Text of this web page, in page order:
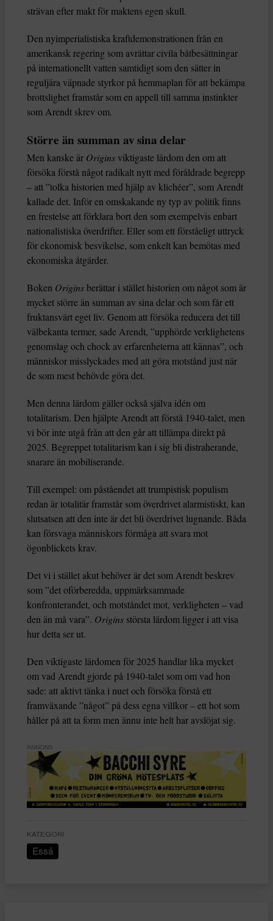
strävan efter makt för maktens egen skull.
Den nyimperialistiska kraftdemonstrationen från en
amerikansk regering som avrättar civila båtbesättningar
på internationellt vatten samtidigt som den sätter in
reguljära väpnade styrkor på hemmaplan för att bekämpa
brottslighet framstår som en appell till samma instinkter
som Arendt skrev om.
Större än summan av sina delar
Men kanske är Origins viktigaste lärdom den om att
försöka förstå något radikalt nytt med föråldrade begrepp
– att ”tolka historien med hjälp av klichéer”, som Arendt
kallade det. Inför en omskakande ny typ av politik finns
en frestelse att förklara bort den som exempelvis enbart
nationalistiska överdrifter. Eller som ett förståeligt uttryck
för ekonomisk besvikelse, som enkelt kan bemötas med
ekonomiska åtgärder.
Boken Originsberättar i stället historien om något som är
mycket större än summan av sina delar och som får ett
fruktansvärt eget liv. Genom att försöka reducera det till
välbekanta termer, sade Arendt, ”upphörde verklighetens
genomslag och chock av erfarenheterna att kännas”, och
människor misslyckades med att göra motstånd just när
de som mest behövde göra det.
Men denna lärdom gäller också själva idén om
totalitarism. Den hjälpte Arendt att förstå 1940-talet, men
vi bör inte utgå från att den går att tillämpa direkt på
2025. Begreppet totalitarism kan i sig bli distraherande,
snarare än mobiliserande.
Till exempel: om påståendet att trumpistisk populism
redan är totalitär framstår som överdrivet alarmistiskt, kan
slutsatsen att den inte är det bli överdrivet lugnande. Båda
kan försvaga människors förmåga att svara mot
ögonblickets krav.
Det vi i stället akut behöver är det som Arendt beskrev
som ”det oförberedda, uppmärksammade
konfronterandet, och motståndet mot, verkligheten – vad
den än må vara”. Origins största lärdom ligger i att visa
hur detta ser ut.
Den viktigaste lärdomen för 2025 handlar lika mycket
om vad Arendt gjorde på 1940-talet som om vad hon
sade: att aktivt tänka i nuet och försöka förstå ett
framväxande ”något” på dess egna villkor – ett hot som
håller på att ta form men ännu inte helt har avslöjat sig.
ANNONS
KATEGORI
Essä